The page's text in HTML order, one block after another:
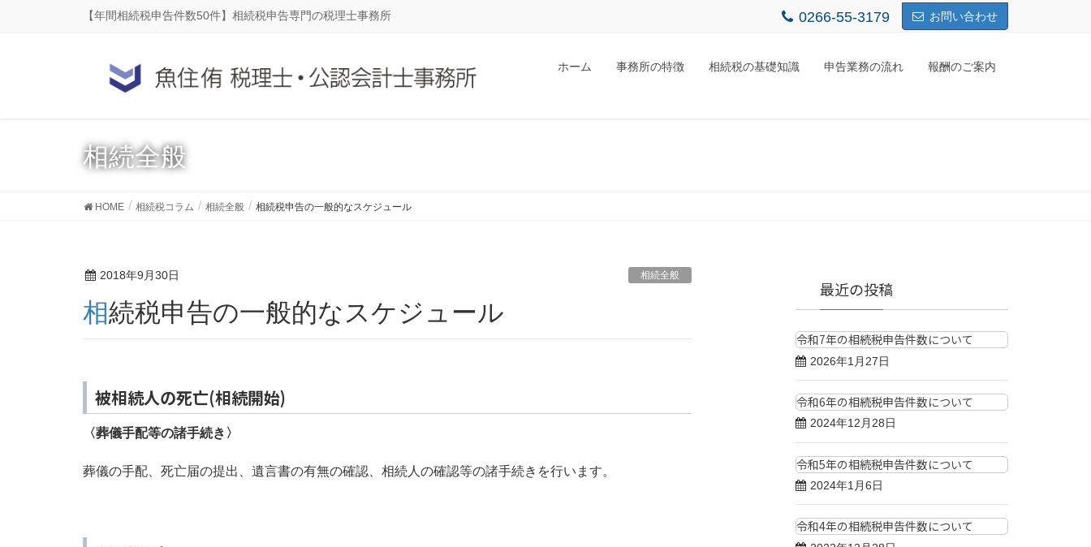
【年間相続税申告件数50件】相続税申告専門の税理士事務所 0266-55-3179 お問い合わせ
ホーム 事務所の特徴 相続税の基礎知識 申告業務の流れ 報酬のご案内
相続全般
HOME 相続税コラム 相続全般 相続税申告の一般的なスケジュール
2018年9月30日 相続全般
相続税申告の一般的なスケジュール
被相続人の死亡(相続開始)
〈葬儀手配等の諸手続き〉
葬儀の手配、死亡届の提出、遺言書の有無の確認、相続人の確認等の諸手続きを行います。
最近の投稿
令和7年の相続税申告件数について
2026年1月27日
令和6年の相続税申告件数について
2024年12月28日
令和5年の相続税申告件数について
2024年1月6日
令和4年の相続税申告件数について